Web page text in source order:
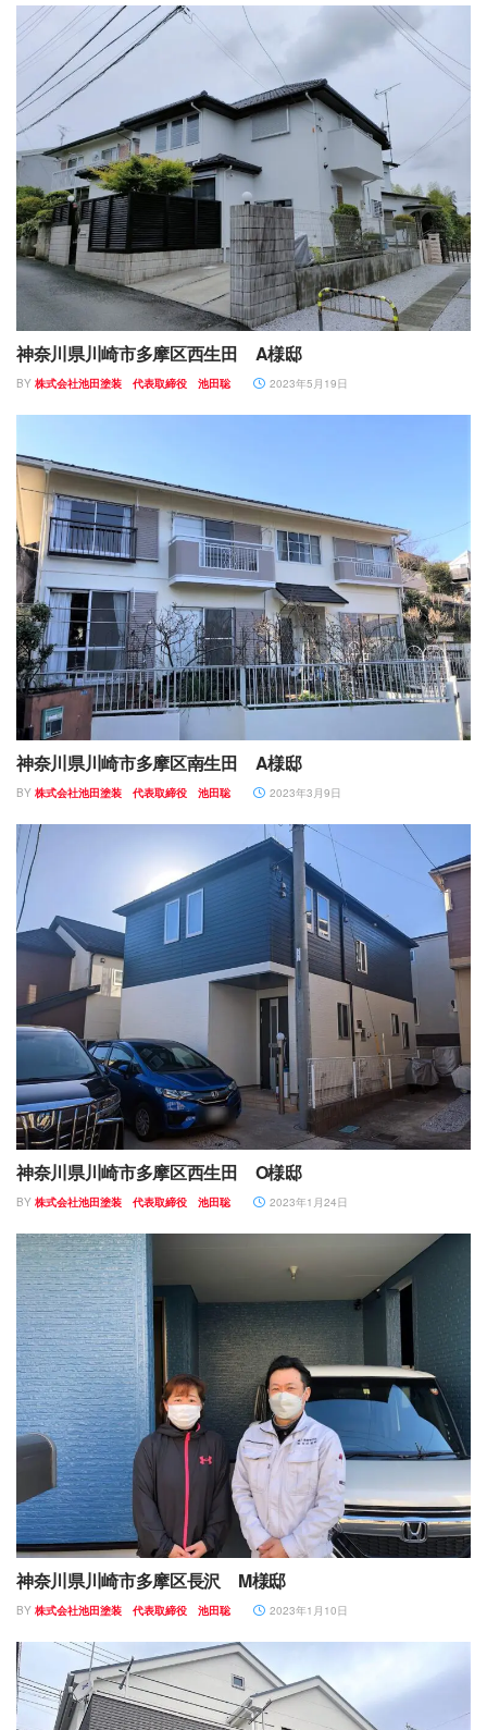
神奈川県川崎市多摩区西生田 A様邸
BY 株式会社池田塗装 代表取締役 池田聡 2023年5月19日
神奈川県川崎市多摩区南生田 A様邸
BY 株式会社池田塗装 代表取締役 池田聡 2023年3月9日
神奈川県川崎市多摩区西生田 O様邸
BY 株式会社池田塗装 代表取締役 池田聡 2023年1月24日
神奈川県川崎市多摩区長沢 M様邸
BY 株式会社池田塗装 代表取締役 池田聡 2023年1月10日